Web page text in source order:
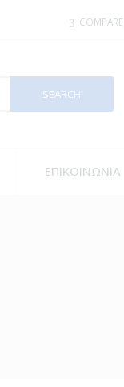
COMPARE
ΕΠΙΚΟΙΝΩΝΙΑ